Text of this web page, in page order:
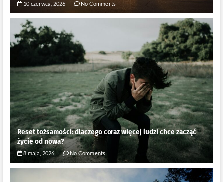
10 czerwca, 2026 No Comments
Reset tożsamości: dlaczego coraz więcej ludzi chce zacząć
życie od nowa?
8 maja, 2026 No Comments